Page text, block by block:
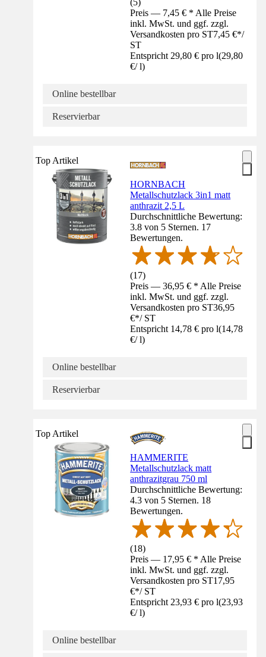
(5)
Preis — 7,45 € * Alle Preise
inkl. MwSt. und ggf. zzgl.
Versandkosten pro ST7,45 €*/
ST
Entspricht 29,80 € pro l(29,80
€/ l)
Online bestellbar
Reservierbar
Top Artikel
HORNBACH
Metallschutzlack 3in1 matt
anthrazit 2,5 L
Durchschnittliche Bewertung:
3.8 von 5 Sternen. 17
Bewertungen.
(17)
Preis — 36,95 € * Alle Preise
inkl. MwSt. und ggf. zzgl.
Versandkosten pro ST36,95
€*/ ST
Entspricht 14,78 € pro l(14,78
€/ l)
Online bestellbar
Reservierbar
Top Artikel
HAMMERITE
Metallschutzlack matt
anthrazitgrau 750 ml
Durchschnittliche Bewertung:
4.3 von 5 Sternen. 18
Bewertungen.
(18)
Preis — 17,95 € * Alle Preise
inkl. MwSt. und ggf. zzgl.
Versandkosten pro ST17,95
€*/ ST
Entspricht 23,93 € pro l(23,93
€/ l)
Online bestellbar